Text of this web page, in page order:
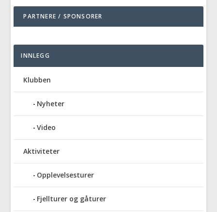
PARTNERE / SPONSORER
INNLEGG
Klubben
Nyheter
Video
Aktiviteter
Opplevelsesturer
Fjellturer og gåturer